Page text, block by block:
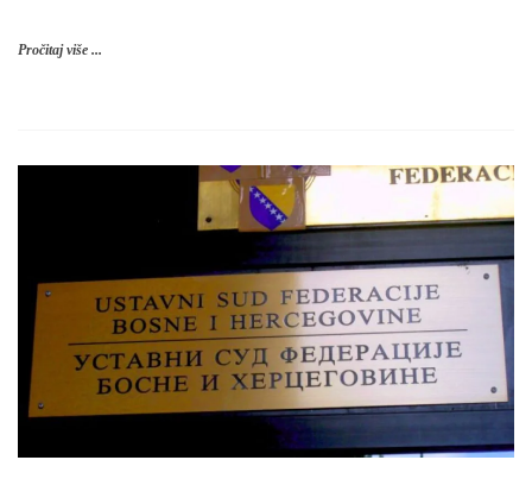
Pročitaj više ...